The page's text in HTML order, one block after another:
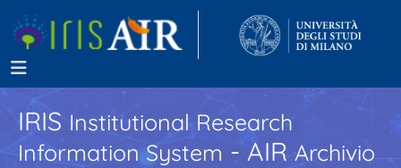
IRISInstitutional Research
Information System - AIR Archivio